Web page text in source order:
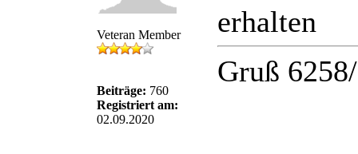
Veteran Member
Beiträge: 760
Registriert am:
02.09.2020
erhalten
Gruß